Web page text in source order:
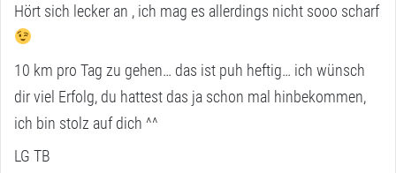
Hört sich lecker an , ich mag es allerdings nicht sooo scharf
10 km pro Tag zu gehen… das ist puh heftig… ich wünsch
dir viel Erfolg, du hattest das ja schon mal hinbekommen,
ich bin stolz auf dich ^^
LG TB